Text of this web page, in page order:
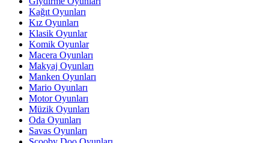
Kağıt Oyunları
Kız Oyunları
Klasik Oyunlar
Komik Oyunlar
Macera Oyunları
Makyaj Oyunları
Manken Oyunları
Mario Oyunları
Motor Oyunları
Müzik Oyunları
Oda Oyunları
Savas Oyunları